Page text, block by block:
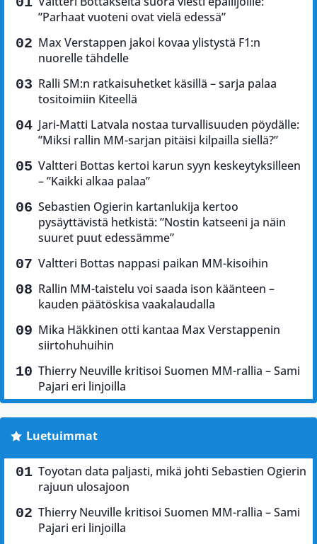
”Parhaat vuoteni ovat vielä edessä”
Max Verstappen jakoi kovaa ylistystä F1:n
nuorelle tähdelle
Ralli SM:n ratkaisuhetket käsillä – sarja palaa
tositoimiin Kiteellä
Jari-Matti Latvala nostaa turvallisuuden pöydälle:
”Miksi rallin MM-sarjan pitäisi kilpailla siellä?”
Valtteri Bottas kertoi karun syyn keskeytyksilleen
– ”Kaikki alkaa palaa”
Sebastien Ogierin kartanlukija kertoo
pysäyttävistä hetkistä: ”Nostin katseeni ja näin
suuret puut edessämme”
Valtteri Bottas nappasi paikan MM-kisoihin
Rallin MM-taistelu voi saada ison käänteen –
kauden päätöskisa vaakalaudalla
Mika Häkkinen otti kantaa Max Verstappenin
siirtohuhuihin
Thierry Neuville kritisoi Suomen MM-rallia – Sami
Pajari eri linjoilla
Luetuimmat
Toyotan data paljasti, mikä johti Sebastien Ogierin
rajuun ulosajoon
Thierry Neuville kritisoi Suomen MM-rallia – Sami
Pajari eri linjoilla